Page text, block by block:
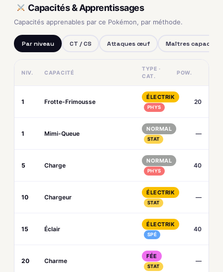
Capacités & Apprentissages
Capacités apprenables par ce Pokémon, par méthode.
Par niveau CT / CS Attaques œuf Maîtres capacités
NIV. CAPACITÉ
TYPE ·
CAT.
POW.
1 Frotte-Frimousse
ÉLECTRIK
PHYS
20
1 Mimi-Queue
NORMAL
STAT
—
5 Charge
NORMAL
PHYS
40
10 Chargeur
ÉLECTRIK
STAT
—
15 Éclair
ÉLECTRIK
SPÉ
40
20 Charme
FÉE
STAT
—